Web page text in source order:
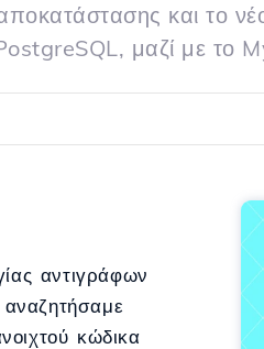
και το
μαζί με το
αντιγράφων
κώδικα